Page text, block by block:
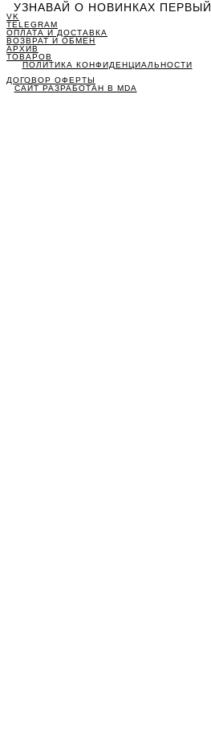
УЗНАВАЙ О НОВИНКАХ ПЕРВЫЙ
VK
TELEGRAM
ОПЛАТА И ДОСТАВКА
ВОЗВРАТ И ОБМЕН
АРХИВ
ТОВАРОВ
ПОЛИТИКА КОНФИДЕНЦИАЛЬНОСТИ
ДОГОВОР ОФЕРТЫ
САЙТ РАЗРАБОТАН В MDA